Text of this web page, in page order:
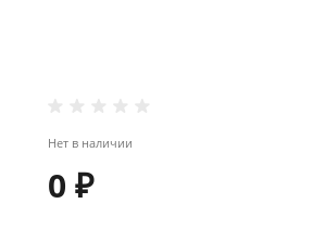
Нет в наличии
0 ₽